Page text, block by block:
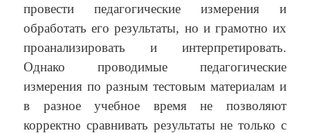
провести педагогические измерения и
обработать его результаты, но и грамотно их
проанализировать и интерпретировать.
Однако проводимые педагогические
измерения по разным тестовым материалам и
в разное учебное время не позволяют
корректно сравнивать результаты не только с